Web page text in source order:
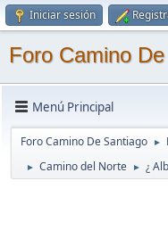
Iniciar sesión
Foro Camino
Menú Principal
Foro Camino De Santiago ►
► Camino del Norte ► ¿